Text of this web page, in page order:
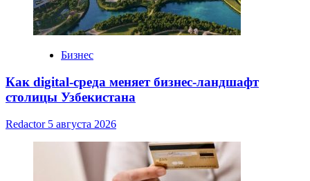
Бизнес
Как digital-среда меняет бизнес-ландшафт
столицы Узбекистана
Redactor 5 августа 2026